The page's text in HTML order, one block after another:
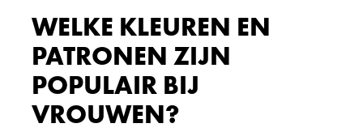
WELKE KLEUREN EN
PATRONEN ZIJN
POPULAIR BIJ
VROUWEN?